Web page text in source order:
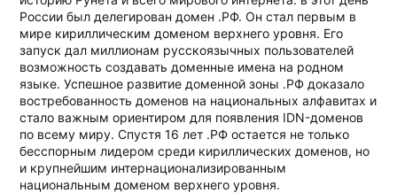
России был делегирован домен .РФ. Он стал первым в
мире кириллическим доменом верхнего уровня. Его
запуск дал миллионам русскоязычных пользователей
возможность создавать доменные имена на родном
языке. Успешное развитие доменной зоны .РФ доказало
востребованность доменов на национальных алфавитах и
стало важным ориентиром для появления IDN-доменов
по всему миру. Спустя 16 лет .РФ остается не только
бесспорным лидером среди кириллических доменов, но
и крупнейшим интернационализированным
национальным доменом верхнего уровня.